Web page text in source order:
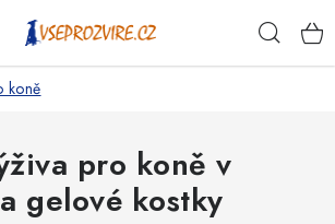
koně
pro koně v
gelové kostky